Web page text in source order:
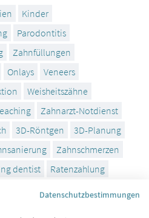
Kinder
Parodontitis
Zahnfüllungen
Onlays
Veneers
Weisheitszähne
Zahnarzt-Notdienst
3D-Röntgen
3D-Planung
Zahnschmerzen
dentist
Ratenzahlung
Datenschutzbestimmungen